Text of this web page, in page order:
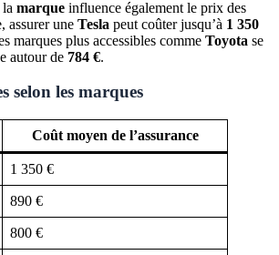
marque influence également le prix des
assurer une Tesla peut coûter jusqu’à 1 350
marques plus accessibles comme Toyota se
autour de 784 €.
selon les marques
Coût moyen de l’assurance
1 350 €
890 €
800 €